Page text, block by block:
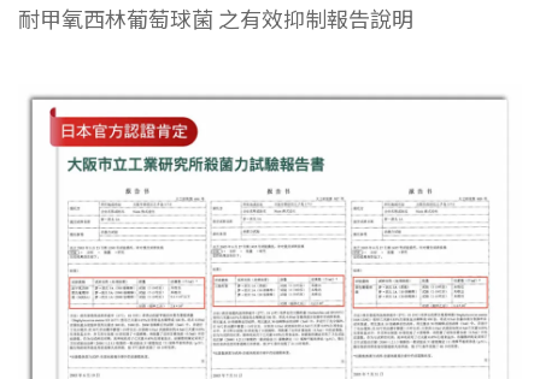
耐甲氧西林葡萄球菌 之有效抑制報告說明